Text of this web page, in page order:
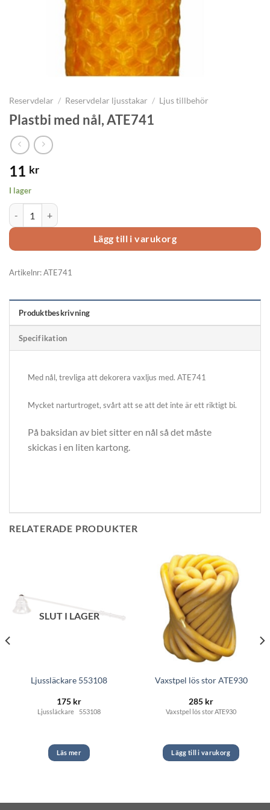
Reservdelar / Reservdelar ljusstakar / Ljus tillbehör
Plastbi med nål, ATE741
11 kr
I lager
Plastbi med nål, ATE741 mängd
Lägg till i varukorg
Artikelnr:ATE741
Produktbeskrivning
Specifikation
Med nål, trevliga att dekorera vaxljus med. ATE741
Mycket narturtroget, svårt att se att det inte är ett riktigt bi.
På baksidan av biet sitter en nål så det måste
skickas i en liten kartong.
RELATERADE PRODUKTER
SLUT I LAGER
Ljussläckare 553108
175 kr
Ljussläckare 553108
Läs mer
Vaxstpel lös stor ATE930
285 kr
Vaxstpel lös stor ATE930
Lägg till i varukorg